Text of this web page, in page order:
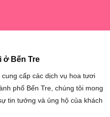
ở Bến Tre
cấp các dịch vụ hoa tươi
phố Bến Tre, chúng tôi mong
tin tưởng và ủng hộ của khách